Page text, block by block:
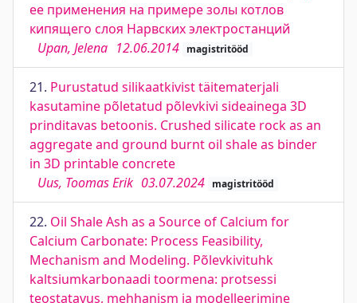
ее применения на примере золы котлов
кипящего слоя Нарвских электростанций
Upan, Jelena 12.06.2014 magistritööd
21. Purustatud silikaatkivist täitematerjali
kasutamine põletatud põlevkivi sideainega 3D
prinditavas betoonis. Crushed silicate rock as an
aggregate and ground burnt oil shale as binder
in 3D printable concrete
Uus, Toomas Erik 03.07.2024 magistritööd
22. Oil Shale Ash as a Source of Calcium for
Calcium Carbonate: Process Feasibility,
Mechanism and Modeling. Põlevkivituhk
kaltsiumkarbonaadi toormena: protsessi
teostatavus, mehhanism ja modelleerimine